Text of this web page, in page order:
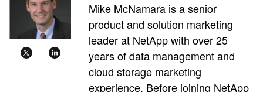
Mike McNamara is a senior
product and solution marketing
leader at NetApp with over 25
years of data management and
cloud storage marketing
experience. Before joining NetApp